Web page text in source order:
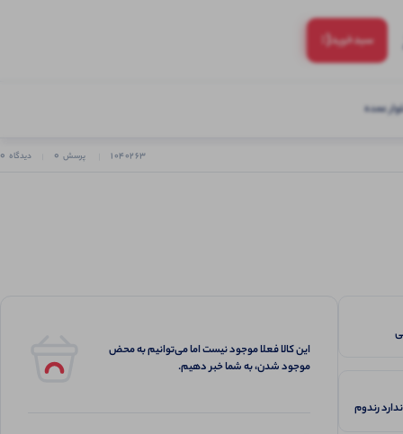
سبد‌خرید(:
عمده
1040263 پرسش 0 دیدگاه 0
رندوم
این کالا فعلا موجود نیست اما می‌توانیم به محض
موجود شدن، به شما خبر دهیم.